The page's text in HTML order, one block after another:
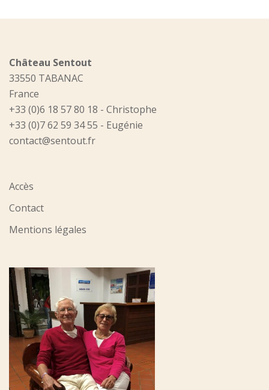
Château Sentout
33550 TABANAC
France
+33 (0)6 18 57 80 18 - Christophe
+33 (0)7 62 59 34 55 - Eugénie
contact@sentout.fr
Accès
Contact
Mentions légales